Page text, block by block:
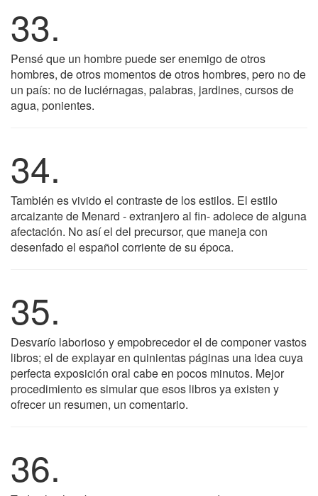
33.
Pensé que un hombre puede ser enemigo de otros
hombres, de otros momentos de otros hombres, pero no de
un país: no de luciérnagas, palabras, jardines, cursos de
agua, ponientes.
34.
También es vivido el contraste de los estilos. El estilo
arcaizante de Menard - extranjero al fin- adolece de alguna
afectación. No así el del precursor, que maneja con
desenfado el español corriente de su época.
35.
Desvarío laborioso y empobrecedor el de componer vastos
libros; el de explayar en quinientas páginas una idea cuya
perfecta exposición oral cabe en pocos minutos. Mejor
procedimiento es simular que esos libros ya existen y
ofrecer un resumen, un comentario.
36.